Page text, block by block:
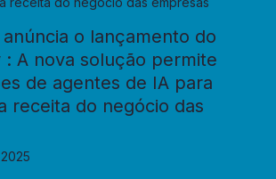
o lançamento do
: A nova solução permite
de agentes de IA para
receita do negócio das